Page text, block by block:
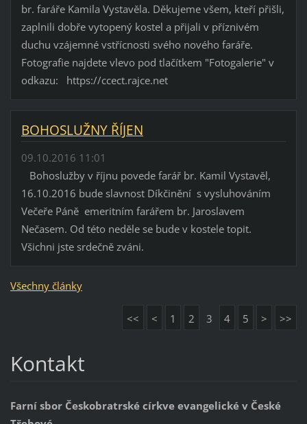
br. faráře Kamila Vystavěla. Děkujeme všem, kteří přišli,
zaplnili dobře vytopený kostel a přijali v příznivém
duchu vzájemné vstřícnosti svého nového faráře.
Fotografie najdete vlevo pod tlačítkem "Fotogalerie" v
odkazu: https://ccect.rajce.net
BOHOSLUŽNY ŘÍJEN
09.10.2016 11:01
Bohoslužby v říjnu povede farář br. Kamil Vystavěl,
16.10.2016 bude slavnost Díkčinění s vysluhováním
Večeře Páně emeritním farářem br. Jaroslavem
Nečasem. Od této neděle se bude v kostele topit.
Všichni jste srdečně zváni.
Všechny články
<< < 1 2 3 4 5 > >>
Kontakt
Farní sbor Českobratrské církve evangelické v České